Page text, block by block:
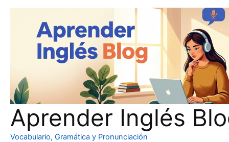
Aprender Inglés
Vocabulario, Gramática y Pronunciación